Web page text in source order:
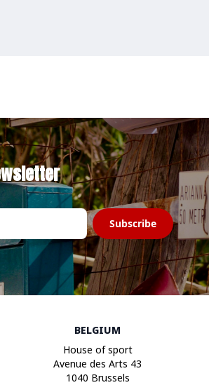
Subscribe
BELGIUM
House of sport
Avenue des Arts 43
1040 Brussels